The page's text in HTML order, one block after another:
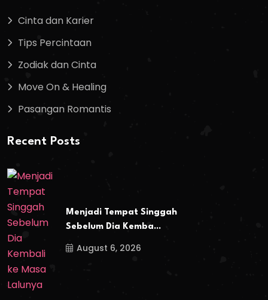
Cinta dan Karier
Tips Percintaan
Zodiak dan Cinta
Move On & Healing
Pasangan Romantis
Recent Posts
Menjadi Tempat Singgah
Sebelum Dia Kemba...
August 6, 2026